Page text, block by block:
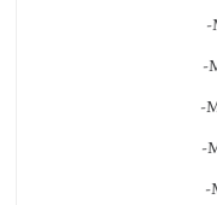
-
-
-
-
-